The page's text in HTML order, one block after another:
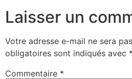
Laisser un
Votre adresse e-mail ne sera
obligatoires sont indiqués avec *
Commentaire *